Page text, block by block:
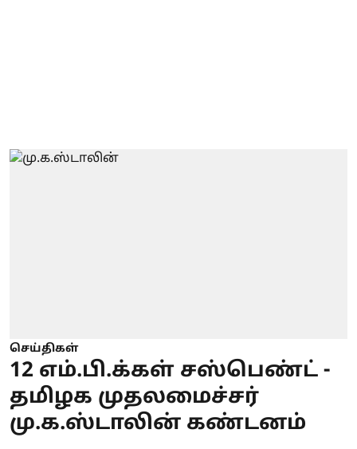
செய்திகள்
12 எம்.பி.க்கள் சஸ்பெண்ட் -
தமிழக முதலமைச்சர்
மு.க.ஸ்டாலின் கண்டனம்